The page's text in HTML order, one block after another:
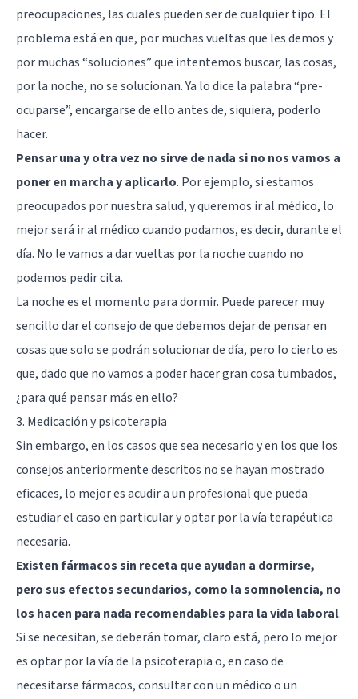
preocupaciones, las cuales pueden ser de cualquier tipo. El
problema está en que, por muchas vueltas que les demos y
por muchas “soluciones” que intentemos buscar, las cosas,
por la noche, no se solucionan. Ya lo dice la palabra “pre-
ocuparse”, encargarse de ello antes de, siquiera, poderlo
hacer.
Pensar una y otra vez no sirve de nada si no nos vamos a
poner en marcha y aplicarlo. Por ejemplo, si estamos
preocupados por nuestra salud, y queremos ir al médico, lo
mejor será ir al médico cuando podamos, es decir, durante el
día. No le vamos a dar vueltas por la noche cuando no
podemos pedir cita.
La noche es el momento para dormir. Puede parecer muy
sencillo dar el consejo de que debemos dejar de pensar en
cosas que solo se podrán solucionar de día, pero lo cierto es
que, dado que no vamos a poder hacer gran cosa tumbados,
¿para qué pensar más en ello?
3. Medicación y psicoterapia
Sin embargo, en los casos que sea necesario y en los que los
consejos anteriormente descritos no se hayan mostrado
eficaces, lo mejor es acudir a un profesional que pueda
estudiar el caso en particular y optar por la vía terapéutica
necesaria.
Existen fármacos sin receta que ayudan a dormirse,
pero sus efectos secundarios, como la somnolencia, no
los hacen para nada recomendables para la vida laboral.
Si se necesitan, se deberán tomar, claro está, pero lo mejor
es optar por la vía de la psicoterapia o, en caso de
necesitarse fármacos, consultar con un médico o un